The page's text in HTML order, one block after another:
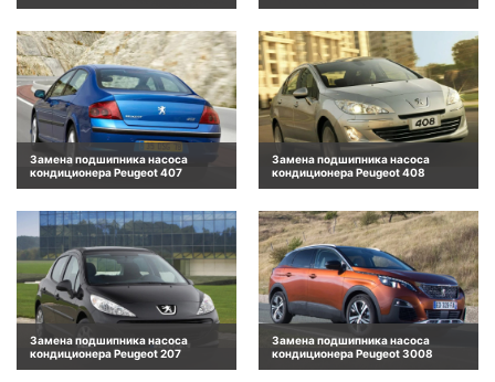
Замена подшипника насоса
кондиционера Peugeot 407
Замена подшипника насоса
кондиционера Peugeot 408
Замена подшипника насоса
кондиционера Peugeot 207
Замена подшипника насоса
кондиционера Peugeot 3008